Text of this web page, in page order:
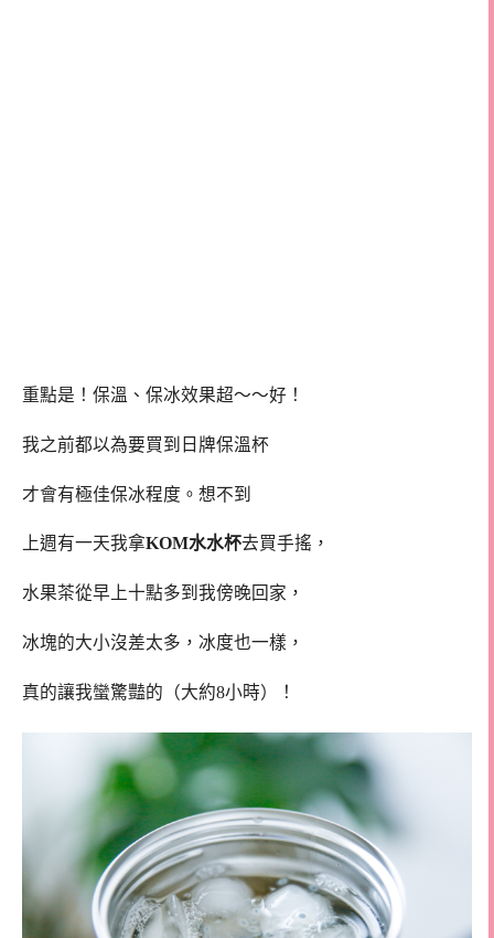
重點是！保溫、保冰效果超～～好！
我之前都以為要買到日牌保溫杯
才會有極佳保冰程度。想不到
上週有一天我拿KOM水水杯去買手搖，
水果茶從早上十點多到我傍晚回家，
冰塊的大小沒差太多，冰度也一樣，
真的讓我蠻驚豔的（大約8小時）！